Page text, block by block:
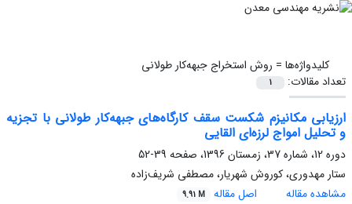
کلیدواژه‌ها = روش استخراج جبهه‌کار طولانی
تعداد مقالات:
1
ارزیابی مکانیزم شکست سقف کارگاه‌های جبهه‌کار طولانی با تجزیه
و تحلیل امواج لرزه‌ای القایی
دوره 12، شماره 37، زمستان 1396، صفحه
39-52
ستار مهدوری، کوروش شهریار، مصطفی شریف‌زاده
مشاهده مقاله
اصل مقاله 9.91 M